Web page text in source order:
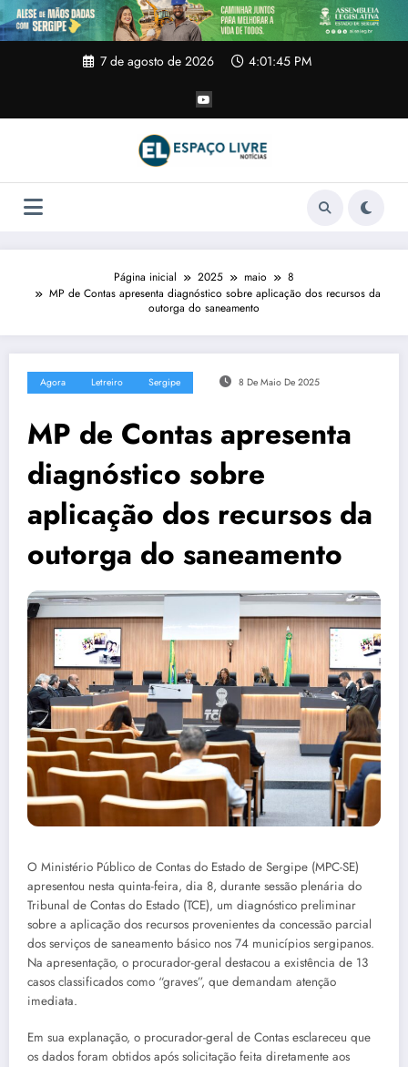
Pular
para
o
7 de agosto de 2026 4:01:45 PM
Página inicial 2025 maio
8
MP de Contas apresenta diagnóstico sobre aplicação dos recursos da
outorga do saneamento
Agora Letreiro Sergipe 8 De Maio De 2025
MP de Contas apresenta
diagnóstico sobre
aplicação dos recursos da
outorga do saneamento
​O Ministério Público de Contas do Estado de Sergipe (MPC-SE)
apresentou nesta quinta-feira, dia 8, durante sessão plenária do
Tribunal de Contas do Estado (TCE), um diagnóstico preliminar
sobre a aplicação dos recursos provenientes da concessão parcial
dos serviços de saneamento básico nos 74 municípios sergipanos.
Na apresentação, o procurador-geral destacou a existência de 13
casos classificados como “graves”, que demandam atenção
imediata.
Em sua explanação, o procurador-geral de Contas esclareceu que
os dados foram obtidos após solicitação feita diretamente aos